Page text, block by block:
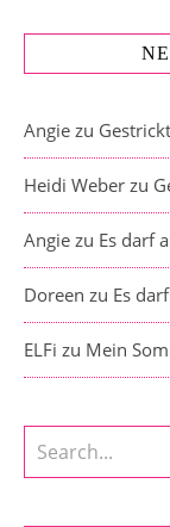
Angie zu
Heidi Weber zu
Angie zu Es darf
Doreen zu Es
ELFi zu Mein